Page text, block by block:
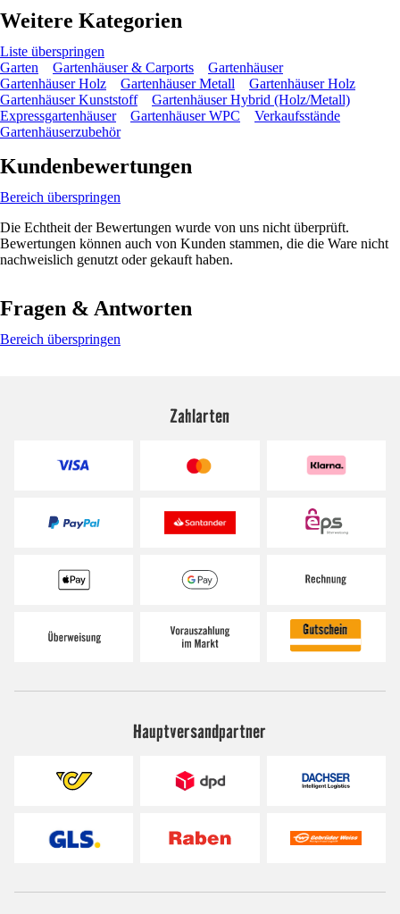
Weitere Kategorien
Liste überspringen
Garten
Gartenhäuser & Carports
Gartenhäuser
Gartenhäuser Holz
Gartenhäuser Metall
Gartenhäuser Holz
Gartenhäuser Kunststoff
Gartenhäuser Hybrid (Holz/Metall)
Expressgartenhäuser
Gartenhäuser WPC
Verkaufsstände
Gartenhäuserzubehör
Kundenbewertungen
Bereich überspringen
Die Echtheit der Bewertungen wurde von uns nicht überprüft.
Bewertungen können auch von Kunden stammen, die die Ware nicht
nachweislich genutzt oder gekauft haben.
Fragen & Antworten
Bereich überspringen
Zahlarten
Hauptversandpartner